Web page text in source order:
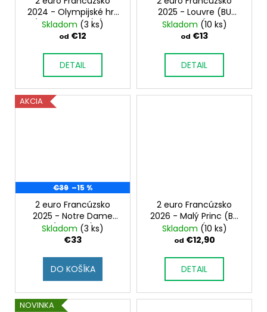
2024 - Olympijské hry
(štvrtá minca) (BU
karta)
Skladom (3 ks)
od €12
DETAIL
2025 - Louvre (BU
karta)
Skladom (10 ks)
od €13
DETAIL
AKCIA
€39 –15 %
2 euro Francúzsko
2025 - Notre Dame
(BU karta)
Skladom (3 ks)
€33
DO KOŠÍKA
2 euro Francúzsko
2026 - Malý Princ (BU
karta)
Skladom (10 ks)
od €12,90
DETAIL
NOVINKA